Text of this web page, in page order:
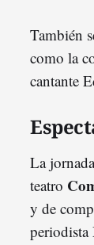
También
como la
cantante
La
teatro
y de
periodista